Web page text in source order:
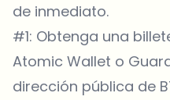
de inmediato.
#1: Obtenga una
Atomic Wallet o
dirección pública de